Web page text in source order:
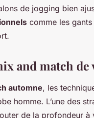
de jogging bien
comme les
and match de
automne, les
homme. L’une des
de la profondeur à